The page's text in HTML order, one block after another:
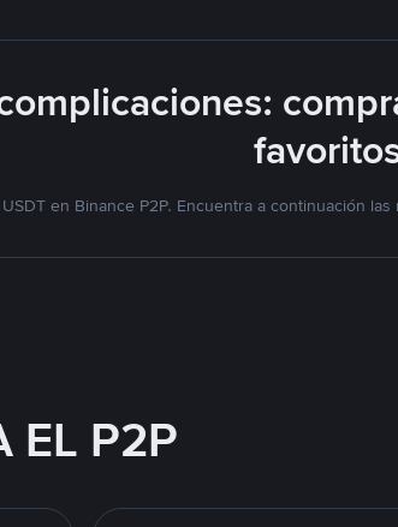
en Binance P2P. Encuentra a continuación
EL P2P